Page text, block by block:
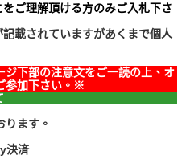
ご理解頂ける方のみご入札下さ
載されていますがあくまで個人
下部の注意文をご一読の上、オ
参加下さい。※
ります。
決済